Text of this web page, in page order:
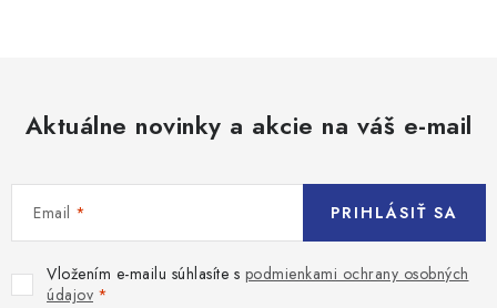
Aktuálne novinky a akcie na váš e-mail
Email
Vložením e-mailu súhlasíte s podmienkami ochrany osobných
údajov
PRIHLÁSIŤ SA